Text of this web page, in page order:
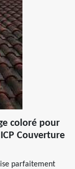
coloré pour
Couverture
parfaitement